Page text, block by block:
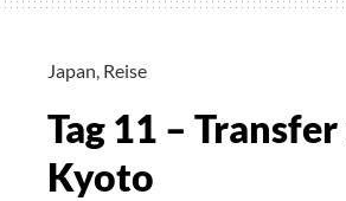
Japan, Reise
Tag 11 –
Kyoto